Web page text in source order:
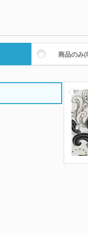
商品のみ(